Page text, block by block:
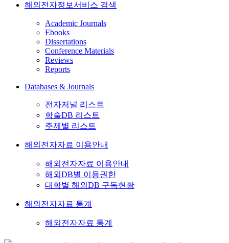
해외전자정보서비스 검색
Academic Journals
Ebooks
Dissertations
Conference Materials
Reviews
Reports
Databases & Journals
전자저널 리스트
학술DB 리스트
주제별 리스트
해외전자자료 이용안내
해외전자자료 이용안내
해외DB별 이용권한
대학별 해외DB 구독현황
해외전자자료 통계
해외전자자료 통계